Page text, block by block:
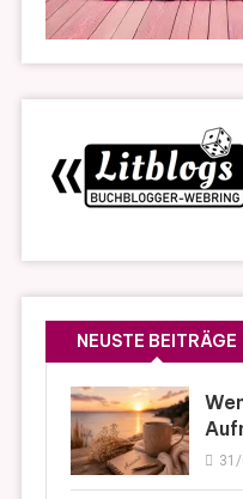
NEUSTE BEITRÄGE